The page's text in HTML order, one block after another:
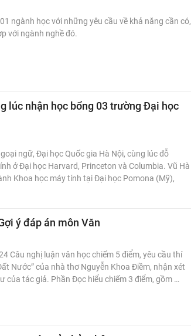
ngành học với những yêu cầu về khả năng cần có,
với ngành nghề đó.
lúc nhận học bổng 03 trường Đại học
ngữ, Đại học Quốc gia Hà Nội, cùng lúc đỗ
ở Đại học Harvard, Princeton và Columbia. Vũ Hà
Khoa học máy tính tại Đại học Pomona (Mỹ),
ý đáp án môn Văn
Câu nghị luận văn học chiếm 5 điểm, yêu cầu thí
Nước” của nhà thơ Nguyễn Khoa Điềm, nhận xét
của tác giả. Phần Đọc hiểu chiếm 3 điểm, gồm …